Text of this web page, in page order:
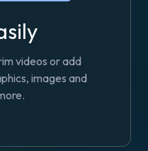
videos or add
images and